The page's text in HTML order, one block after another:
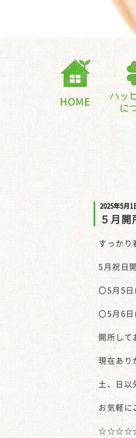
2025年5月1
５月
すっかり
5月祝日
〇5月5
〇5月6
開所して
現在あり
土、日以
お気軽に